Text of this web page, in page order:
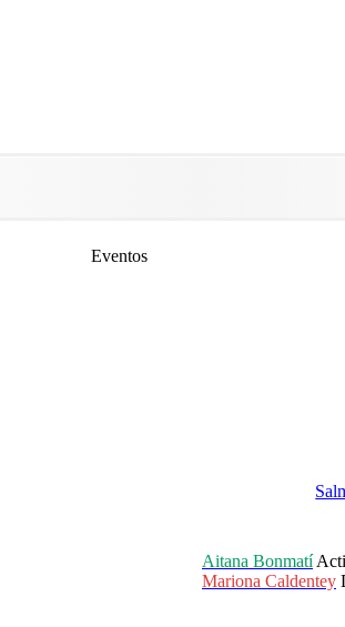
Eventos
Aitana Bonmatí
Mariona Caldentey